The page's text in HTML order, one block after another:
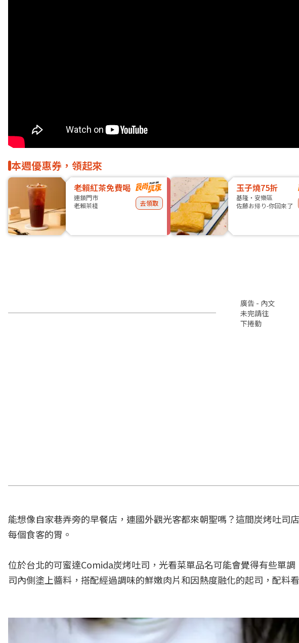
本週優惠券，領起來
老賴紅茶免費喝
連鎖門市
老賴茶棧
去領取
玉子燒75折
基隆・安樂區
佐藤お帰り-你回來了
廣告 - 內文
未完請往
下捲動
能想像自家巷弄旁的早餐店，連國外觀光客都來朝聖嗎？這間炭烤吐司
每個食客的胃。
位於台北的可蜜達Comida炭烤吐司，光看菜單品名可能會覺得有些單
司內側塗上醬料，搭配經過調味的鮮嫩肉片和因熱度融化的起司，配料